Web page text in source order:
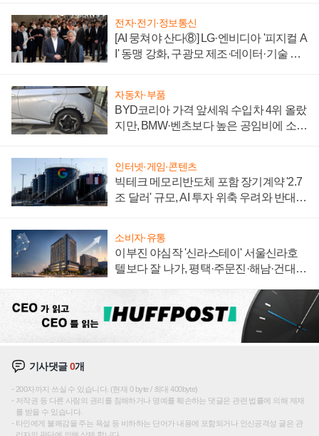
전자·전기·정보통신
[AI 뭉쳐야 산다⑧] LG·엔비디아 '피지컬 A
I' 동맹 강화, 구광모 제조·데이터·기술 결
자동차·부품
BYD코리아 가격 앞세워 수입차 4위 올랐
지만, BMW·벤츠보다 높은 공임비에 소비
인터넷·게임·콘텐츠
빅테크 메모리반도체 포함 장기계약 '2.7
조 달러' 규모, AI 투자 위축 우려와 반대
소비자·유통
이부진 야심작 '신라스테이' 서울신라호
텔보다 잘 나가, 평택·주문진·해남·건대로
기사댓글0개
200자까지 쓰실 수 있습니다. (현재 0 byte / 최대 400byte)
저작권 등 다른 사람의 권리를 침해하거나 명예를 훼손하는 댓글은 관련 법률에 의해 제재
를 받을 수 있습니다.
타인에게 불쾌감을 주는 욕설 등 비하하는 단어가 내용에 포함되거나 인신공격성 글은 관